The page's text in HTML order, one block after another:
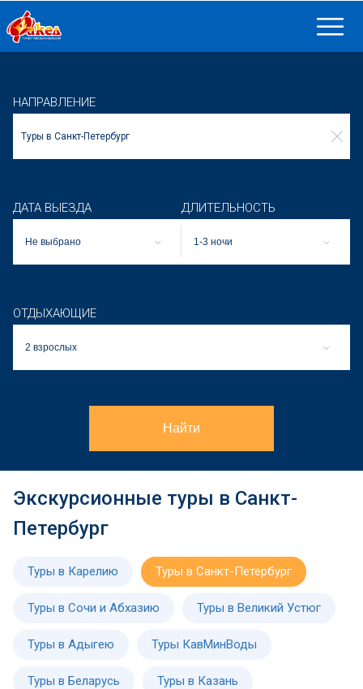
НАПРАВЛЕНИЕ
ДАТА ВЫЕЗДА
Не выбрано
ДЛИТЕЛЬНОСТЬ
1-3 ночи
ОТДЫХАЮЩИЕ
2 взрослых
Найти
Экскурсионные туры в Санкт-
Петербург
Туры в Карелию Туры в Санкт-Петербург
Туры в Сочи и Абхазию Туры в Великий Устюг
Туры в Адыгею Туры КавМинВоды
Туры в Беларусь Туры в Казань